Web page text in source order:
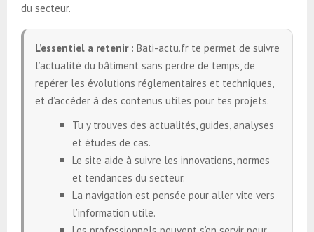
du secteur.
L’essentiel a retenir : Bati-actu.fr te permet de suivre
l’actualité du bâtiment sans perdre de temps, de
repérer les évolutions réglementaires et techniques,
et d’accéder à des contenus utiles pour tes projets.
Tu y trouves des actualités, guides, analyses
et études de cas.
Le site aide à suivre les innovations, normes
et tendances du secteur.
La navigation est pensée pour aller vite vers
l’information utile.